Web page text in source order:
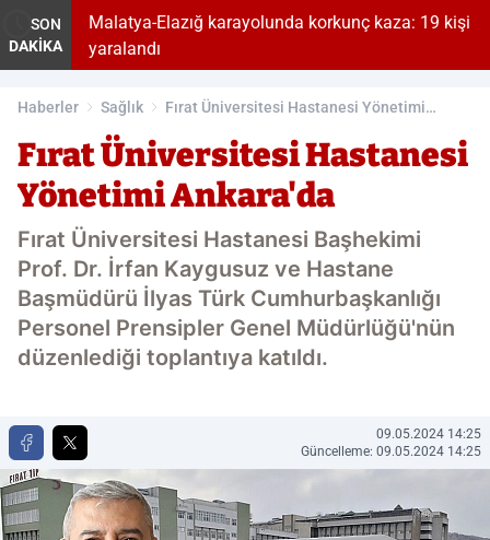
SON
DAKİKA
Elazığ karayolunda korkunç kaza: 19 kişi
Malatya-
Haberler Sağlık
Fırat Üniversitesi Hastanesi Yönetimi
Fırat Üniversitesi Hastanesi
Yönetimi Ankara'da
Fırat Üniversitesi Hastanesi Başhekimi
Prof. Dr. İrfan Kaygusuz ve Hastane
Başmüdürü İlyas Türk Cumhurbaşkanlığı
Personel Prensipler Genel Müdürlüğü'nün
düzenlediği toplantıya katıldı.
09.05.2024 14:25
Güncelleme: 09.05.2024 14:25